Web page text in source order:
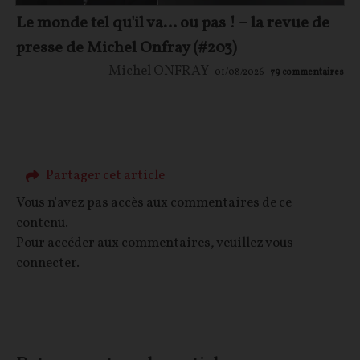
Le monde tel qu'il va… ou pas ! – la revue de
presse de Michel Onfray (#203)
Michel ONFRAY 01/08/2026 79 commentaires
Partager cet article
Vous n'avez pas accès aux commentaires de ce
contenu.
Pour accéder aux commentaires, veuillez vous
connecter.